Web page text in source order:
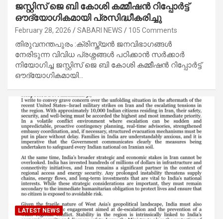
ജസ്റ്റിസ് ജെ ബി കോശി കമ്മീഷൻ റിപ്പോർട്ട്
ഔദ്യോഗികമായി പ്രസിദ്ധീകരിച്ചു
February 28, 2026 SABARI NEWS 105 Comments
തിരുവനന്തപുരം :ക്രിസ്ത്യൻ ജനവിഭാഗങ്ങൾ
നേരിടുന്ന വിവിധ പ്രശ്നങ്ങൾ പഠിക്കാൻ സർക്കാർ
നിയോഗിച്ച ജസ്റ്റിസ് ജെ ബി കോശി കമ്മീഷൻ റിപ്പോർട്ട്
ഔദ്യോഗികമായി…
LATEST NEWS